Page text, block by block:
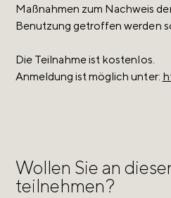
Maßnahmen zum Nachweis
Benutzung getroffen werden
Die Teilnahme ist kostenlos.
Anmeldung ist möglich unter:
Wollen Sie an
teilnehmen?